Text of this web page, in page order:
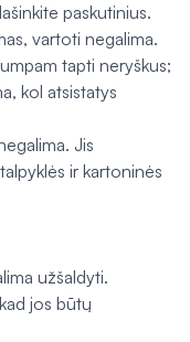
paskutinius.
vartoti negalima.
tapti neryškus;
kol atsistatys
Jis
ir kartoninės
užšaldyti.
jos būtų